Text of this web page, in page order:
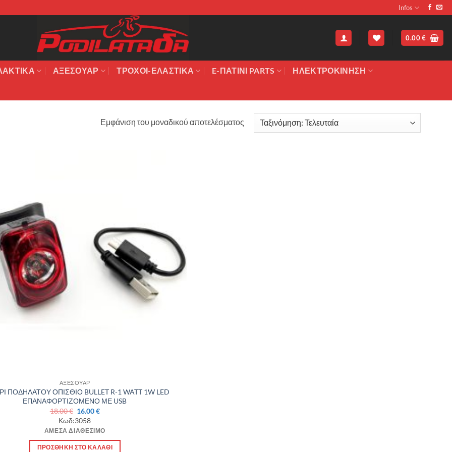
Infos
0.00€
ΑΞΕΣΟΥΆΡ ΤΡΟΧΟΙ-ΕΛΑΣΤΙΚΑ E-ΠΑΤΙΝΙ PARTS ΗΛΕΚΤΡΟΚΙΝΗΣΗ
Εμφάνιση του μοναδικού αποτελέσματος
ΑΞΕΣΟΥΑΡ
ΠΟΔΗΛΑΤΟΥ ΟΠΙΣΘΙΟ BULLET R-1 WATT 1W LED
ΕΠΑΝΑΦΟΡΤΙΖΟΜΕΝΟ ΜΕ USB
18.00€ Original
price
was:
18.00 €.
16.00€Η
είναι:
16.00 €.
Κωδ:3058
ΆΜΕΣΑ ΔΙΑΘΈΣΙΜΟ
ΠΡΟΣΘΉΚΗ ΣΤΟ ΚΑΛΆΘΙ